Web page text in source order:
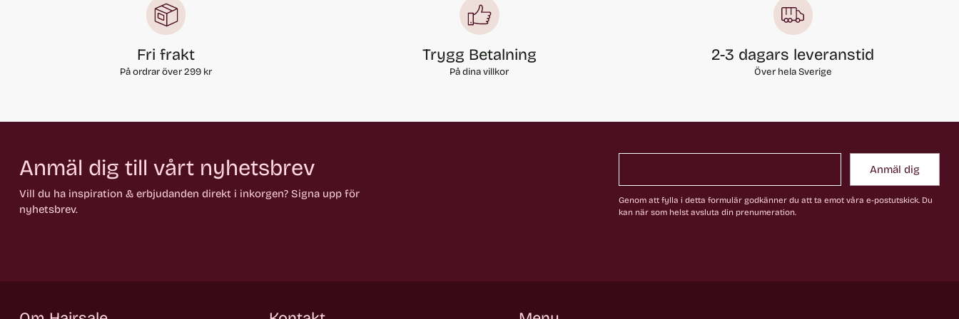
Fri frakt
På ordrar över 299 kr
Trygg Betalning
På dina villkor
2-3 dagars leveranstid
Över hela Sverige
Anmäl dig till vårt nyhetsbrev
Vill du ha inspiration & erbjudanden direkt i inkorgen? Signa upp för
nyhetsbrev.
Anmäl dig
Genom att fylla i detta formulär godkänner du att ta emot våra e-postutskick. Du
kan när som helst avsluta din prenumeration.